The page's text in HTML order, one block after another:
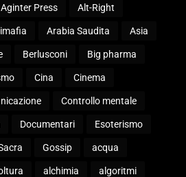
Aginter Press Alt-Right
Arabia Saudita Asia
Berlusconi Big pharma
Cina Cinema
Controllo mentale
Documentari Esoterismo
Gossip acqua
alchimia algoritmi